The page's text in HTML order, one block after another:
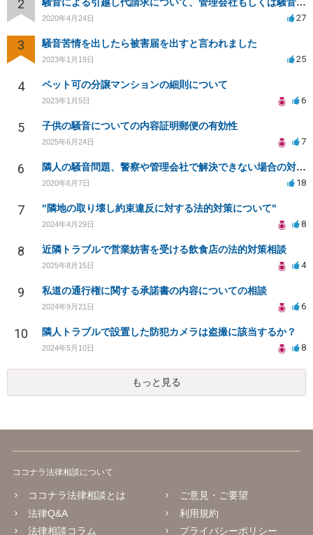
2
2020年4月24日 27
3 騒音苦情を出したら被害届を出すと言われました
2023年1月19日 25
4 ペット可の分譲マンションの細則について
2023年1月5日 6
5 子供の騒音についての内容証明郵便の有効性
2025年6月24日 7
6 隣人の騒音問題、警察や管理会社で解決できない場合の対策は？
2020年6月7日 18
7 "隣地の取り壊し約束違反に対する法的対策について"
2024年4月29日 8
8 近隣トラブルで営業妨害を受ける飲食店の法的対策相談
2025年8月15日 4
9 私道の通行権に関する承諾書の内容についての相談
2024年9月21日 6
10 隣人トラブルで設置した防犯カメラは盗撮に該当するか？
2024年5月10日 8
もっと見る
ココナラ法律相談について
ココナラ法律相談とは
法律Q&A
法律相談コラム
ご意見・ご要望
利用規約
プライバシーポリシー